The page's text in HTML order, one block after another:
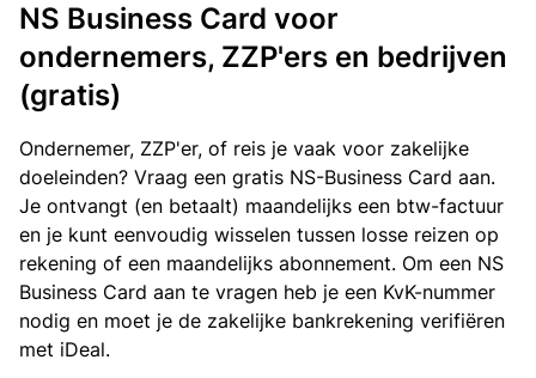
NS Business Card voor
ondernemers, ZZP'ers en bedrijven
(gratis)
Ondernemer, ZZP'er, of reis je vaak voor zakelijke
doeleinden? Vraag een gratis NS-Business Card aan.
Je ontvangt (en betaalt) maandelijks een btw-factuur
en je kunt eenvoudig wisselen tussen losse reizen op
rekening of een maandelijks abonnement. Om een NS
Business Card aan te vragen heb je een KvK-nummer
nodig en moet je de zakelijke bankrekening verifiëren
met iDeal.